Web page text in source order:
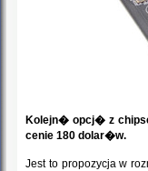
Kolejn� opcj� z
cenie 180 dolar�w.
Jest to propozycja w